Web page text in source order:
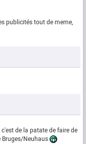
publicités tout de meme,
de la patate de faire de
Neuhaus